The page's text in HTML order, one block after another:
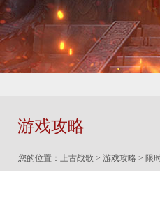
游戏攻略
您的位置： 上古战歌 > 游戏攻略 > 限